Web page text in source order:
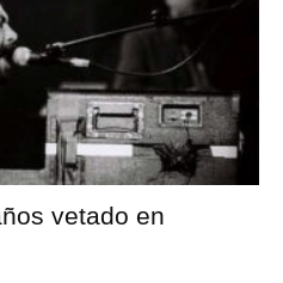
vetado en